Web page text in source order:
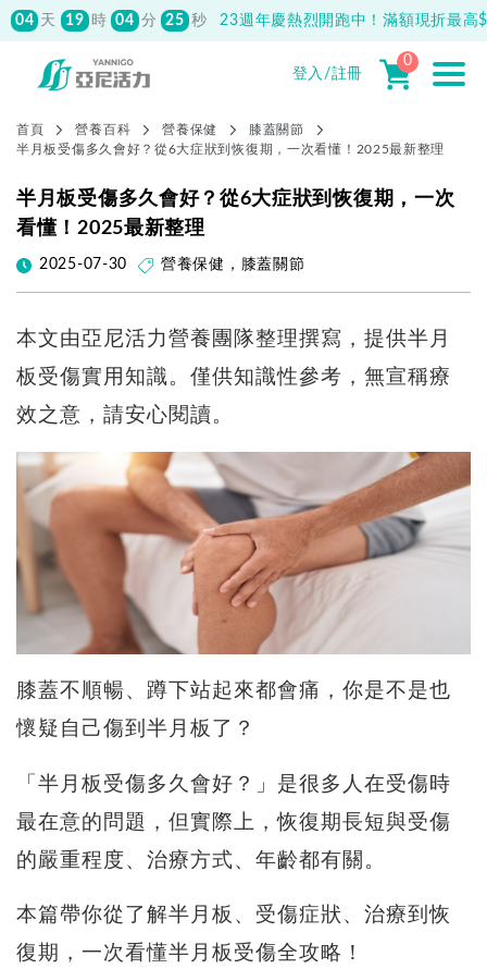
04 天 19 時 04 分 42 秒 23週年慶熱烈開跑中！滿額現折最高
先付款滿800元免運！註冊會員最高獲
150元抵用券
登入/註冊
0
首頁 營養百科 營養保健
膝蓋關節
半月板受傷多久會好？從6大症狀到恢復期，一次看懂！2025最新整理
半月板受傷多久會好？從6大症狀到恢復期，一次
看懂！2025最新整理
2025-07-30 營養保健 ， 膝蓋關節
本文由亞尼活力營養團隊整理撰寫，提供半月
板受傷實用知識。僅供知識性參考，無宣稱療
效之意，請安心閱讀。
膝蓋不順暢、蹲下站起來都會痛，你是不是也
懷疑自己傷到半月板了？
「半月板受傷多久會好？」是很多人在受傷時
最在意的問題，但實際上，恢復期長短與受傷
的嚴重程度、治療方式、年齡都有關。
本篇帶你從了解半月板、受傷症狀、治療到恢
復期，一次看懂半月板受傷全攻略！